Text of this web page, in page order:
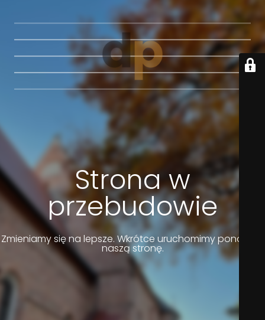
Strona w
przebudowie
Zmieniamy się na lepsze. Wkrótce uruchomimy ponownie
naszą stronę.